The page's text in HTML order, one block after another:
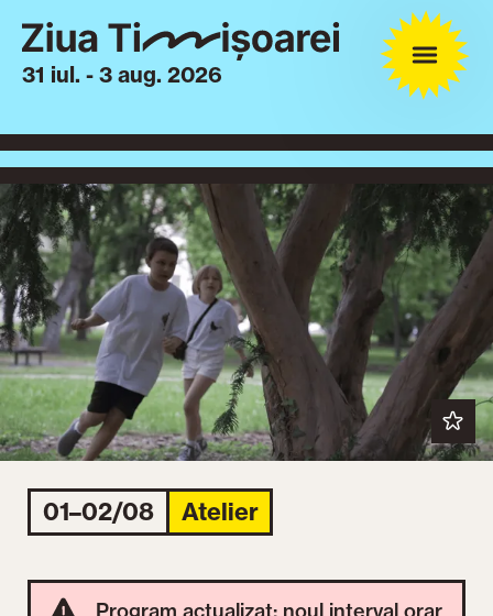
31 iul. - 3 aug. 2026
01–02/08 Atelier